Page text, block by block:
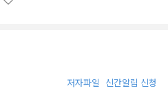
저자파일 신간알림 신청